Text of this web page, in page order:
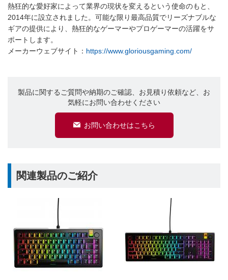
熱狂的な愛好家によって業界の現状を変えるという使命のもと、
2014年に設立されました。可能な限り最高品質でリーズナブルな
ギアの提供により、熱狂的なゲーマーやプロゲーマーの活躍をサ
ポートします。
メーカーウェブサイト： https://www.gloriousgaming.com/
製品に関するご質問や納期のご確認、お見積り依頼など、お
気軽にお問い合わせください
お問い合わせはこちら
関連製品のご紹介